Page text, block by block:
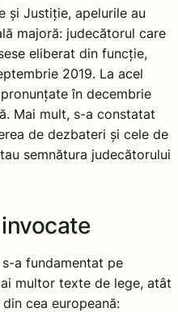
și Justiție, apelurile au
majoră: judecătorul care
eliberat din funcție,
2019. La acel
în decembrie
Mai mult, s-a constatat
de dezbateri și cele de
semnătura judecătorului
a fundamentat pe
multor texte de lege, atât
cea europeană: